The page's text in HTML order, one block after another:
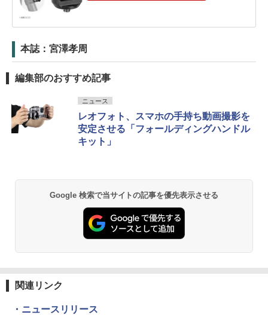
本誌：宮澤孝周
編集部のおすすめ記事
ニュース
レオフォト、スマホの手持ち動画撮影を
安定させる「フォールディングハンドル
キット」
Google 検索で当サイトの記事を優先表示させる
関連リンク
・ニュースリリース